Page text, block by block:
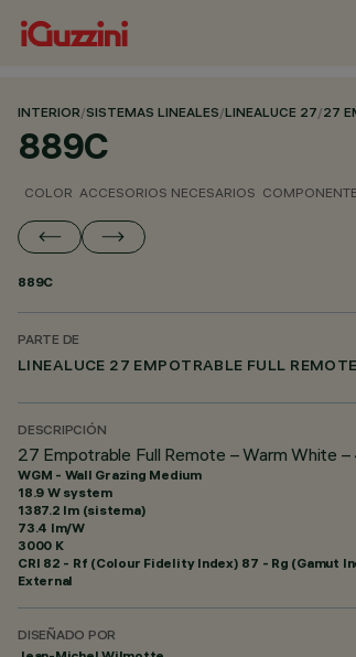
INTERIOR/SISTEMAS LINEALES/LINEALUCE 27/27
889C
COLOR ACCESORIOS NECESARIOS
889C
PARTE DE
LINEALUCE 27 EMPOTRABLE FULL REMOTE
DESCRIPCIÓN
27 Empotrable Full Remote – Warm White
WGM - Wall Grazing Medium
18.9 W system
1387.2 lm (sistema)
73.4 lm/W
3000 K
CRI 82 - Rf (Colour Fidelity Index) 87 - Rg (Gamut
External
DISEÑADO POR